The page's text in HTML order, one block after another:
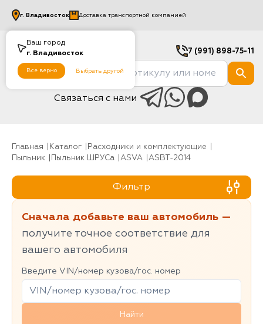
Ваш город
г. Владивосток
Все верно Выбрать другой
г. Владивосток Доставка транспортной компанией
7 (991) 898-75-11
Связаться с нами
Главная Каталог
Расходники и комплектующие
Пыльник
Пыльник ШРУСа ASVA ASBT-2014
Фильтр
Сначала добавьте ваш автомобиль —
получите точное соответствие для
вашего автомобиля
Введите VIN/номер кузова/гос. номер
Найти